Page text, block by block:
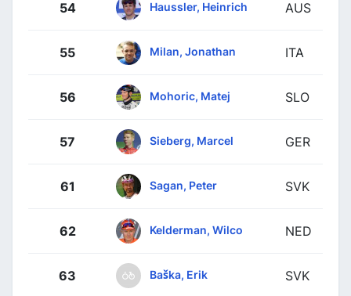
54 Haussler, Heinrich AUS
55 Milan, Jonathan ITA
56 Mohoric, Matej SLO
57 Sieberg, Marcel GER
61 Sagan, Peter SVK
62 Kelderman, Wilco NED
63 Baška, Erik SVK